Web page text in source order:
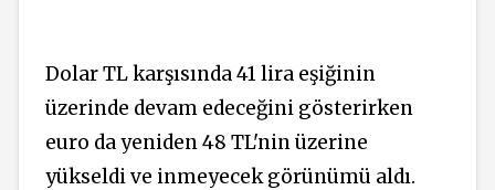
Dolar TL karşısında 41 lira eşiğinin
üzerinde devam edeceğini gösterirken
euro da yeniden 48 TL'nin üzerine
yükseldi ve inmeyecek görünümü aldı.